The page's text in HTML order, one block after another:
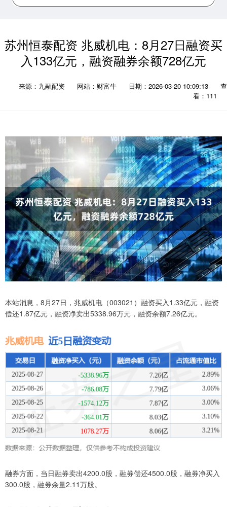
苏州恒泰配资 兆威机电：8月27日融资买
入133亿元，融资融券余额728亿元
来源：九融配资 网站：财富牛 日期：2026-03-20 10:09:13
查
看：111
本站消息，8月27日，兆威机电（003021）融资买入1.33亿元，融资
偿还1.87亿元，融资净卖出5338.96万元，融资余额7.26亿元。
融券方面，当日融券卖出4200.0股，融券偿还4500.0股，融券净买入
300.0股，融券余量2.11万股。